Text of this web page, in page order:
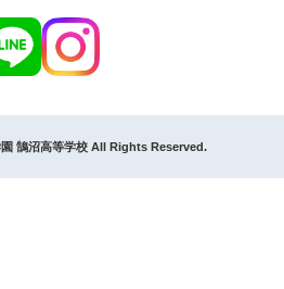
鵠沼高等学校 All Rights Reserved.